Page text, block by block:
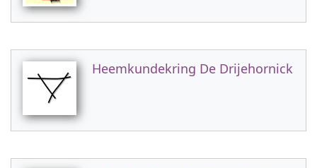
Heemkundekring De Drijehornick